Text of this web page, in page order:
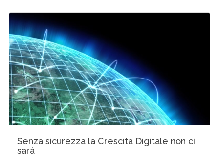
Senza sicurezza la Crescita Digitale non ci
sarà